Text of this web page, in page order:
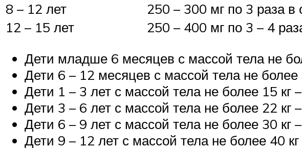
8 – 12 лет
250 – 300 мг по 3 раза в
12 – 15 лет
250 – 400 мг по 3 – 4
Дети младше 6 месяцев с массой тела не
Дети 6 – 12 месяцев с массой тела не более
Дети 1 – 3 лет с массой тела не более 15 кг
Дети 3 – 6 лет с массой тела не более 22 кг
Дети 6 – 9 лет с массой тела не более 30 кг
Дети 9 – 12 лет с массой тела не более 40